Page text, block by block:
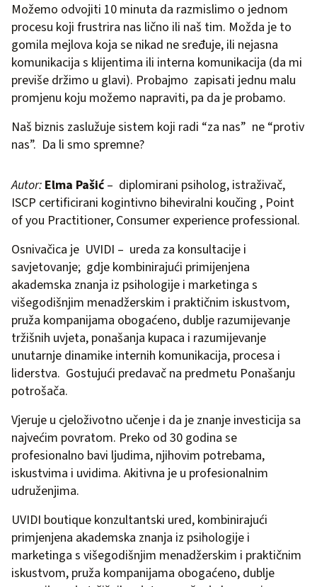
Možemo odvojiti 10 minuta da razmislimo o jednom
procesu koji frustrira nas lično ili naš tim. Možda je to
gomila mejlova koja se nikad ne sređuje, ili nejasna
komunikacija s klijentima ili interna komunikacija (da mi
previše držimo u glavi). Probajmo zapisati jednu malu
promjenu koju možemo napraviti, pa da je probamo.
Naš biznis zaslužuje sistem koji radi “za nas” ne “protiv
nas”. Da li smo spremne?
Autor: Elma Pašić– diplomirani psiholog, istraživač,
ISCP certificirani kogintivno biheviralni koučing , Point
of you Practitioner, Consumer experience professional.
Osnivačica je UVIDI – ureda za konsultacije i
savjetovanje; gdje kombinirajući primijenjena
akademska znanja iz psihologije i marketinga s
višegodišnjim menadžerskim i praktičnim iskustvom,
pruža kompanijama obogaćeno, dublje razumijevanje
tržišnih uvjeta, ponašanja kupaca i razumijevanje
unutarnje dinamike internih komunikacija, procesa i
liderstva. Gostujući predavač na predmetu Ponašanju
potrošača.
Vjeruje u cjeloživotno učenje i da je znanje investicija sa
najvećim povratom. Preko od 30 godina se
profesionalno bavi ljudima, njihovim potrebama,
iskustvima i uvidima. Akitivna je u profesionalnim
udruženjima.
UVIDI boutique konzultantski ured, kombinirajući
primjenjena akademska znanja iz psihologije i
marketinga s višegodišnjim menadžerskim i praktičnim
iskustvom, pruža kompanijama obogaćeno, dublje